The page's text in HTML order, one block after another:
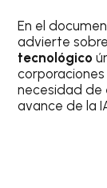
En el
advierte sobre
tecnológico
necesidad de
avance de la